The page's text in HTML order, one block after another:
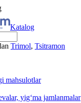
Katalog
Trimol, Tsitramon
mahsulotlar
yig‘ma jamlanmalar